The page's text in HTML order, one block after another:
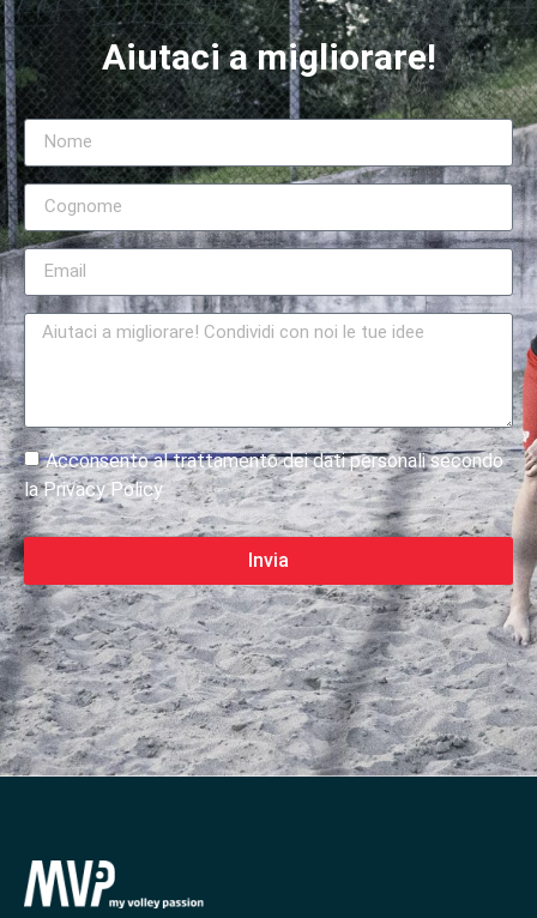
Aiutaci a migliorare!
Acconsento al trattamento dei dati personali secondo
la Privacy Policy
Invia